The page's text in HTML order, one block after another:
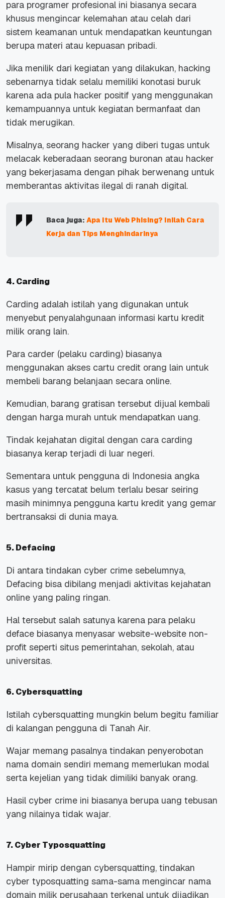
para programer profesional ini biasanya secara
khusus mengincar kelemahan atau celah dari
sistem keamanan untuk mendapatkan keuntungan
berupa materi atau kepuasan pribadi.
Jika menilik dari kegiatan yang dilakukan, hacking
sebenarnya tidak selalu memiliki konotasi buruk
karena ada pula hacker positif yang menggunakan
kemampuannya untuk kegiatan bermanfaat dan
tidak merugikan.
Misalnya, seorang hacker yang diberi tugas untuk
melacak keberadaan seorang buronan atau hacker
yang bekerjasama dengan pihak berwenang untuk
memberantas aktivitas ilegal di ranah digital.
Baca juga: Apa Itu Web Phising? Inilah Cara
Kerja dan Tips Menghindarinya
4. Carding
Carding adalah istilah yang digunakan untuk
menyebut penyalahgunaan informasi kartu kredit
milik orang lain.
Para carder (pelaku carding) biasanya
menggunakan akses cartu credit orang lain untuk
membeli barang belanjaan secara online.
Kemudian, barang gratisan tersebut dijual kembali
dengan harga murah untuk mendapatkan uang.
Tindak kejahatan digital dengan cara carding
biasanya kerap terjadi di luar negeri.
Sementara untuk pengguna di Indonesia angka
kasus yang tercatat belum terlalu besar seiring
masih minimnya pengguna kartu kredit yang gemar
bertransaksi di dunia maya.
5. Defacing
Di antara tindakan cyber crime sebelumnya,
Defacing bisa dibilang menjadi aktivitas kejahatan
online yang paling ringan.
Hal tersebut salah satunya karena para pelaku
deface biasanya menyasar website-website non-
profit seperti situs pemerintahan, sekolah, atau
universitas.
6. Cybersquatting
Istilah cybersquatting mungkin belum begitu familiar
di kalangan pengguna di Tanah Air.
Wajar memang pasalnya tindakan penyerobotan
nama domain sendiri memang memerlukan modal
serta kejelian yang tidak dimiliki banyak orang.
Hasil cyber crime ini biasanya berupa uang tebusan
yang nilainya tidak wajar.
7. Cyber Typosquatting
Hampir mirip dengan cybersquatting, tindakan
cyber typosquatting sama-sama mengincar nama
domain milik perusahaan terkenal untuk dijadikan